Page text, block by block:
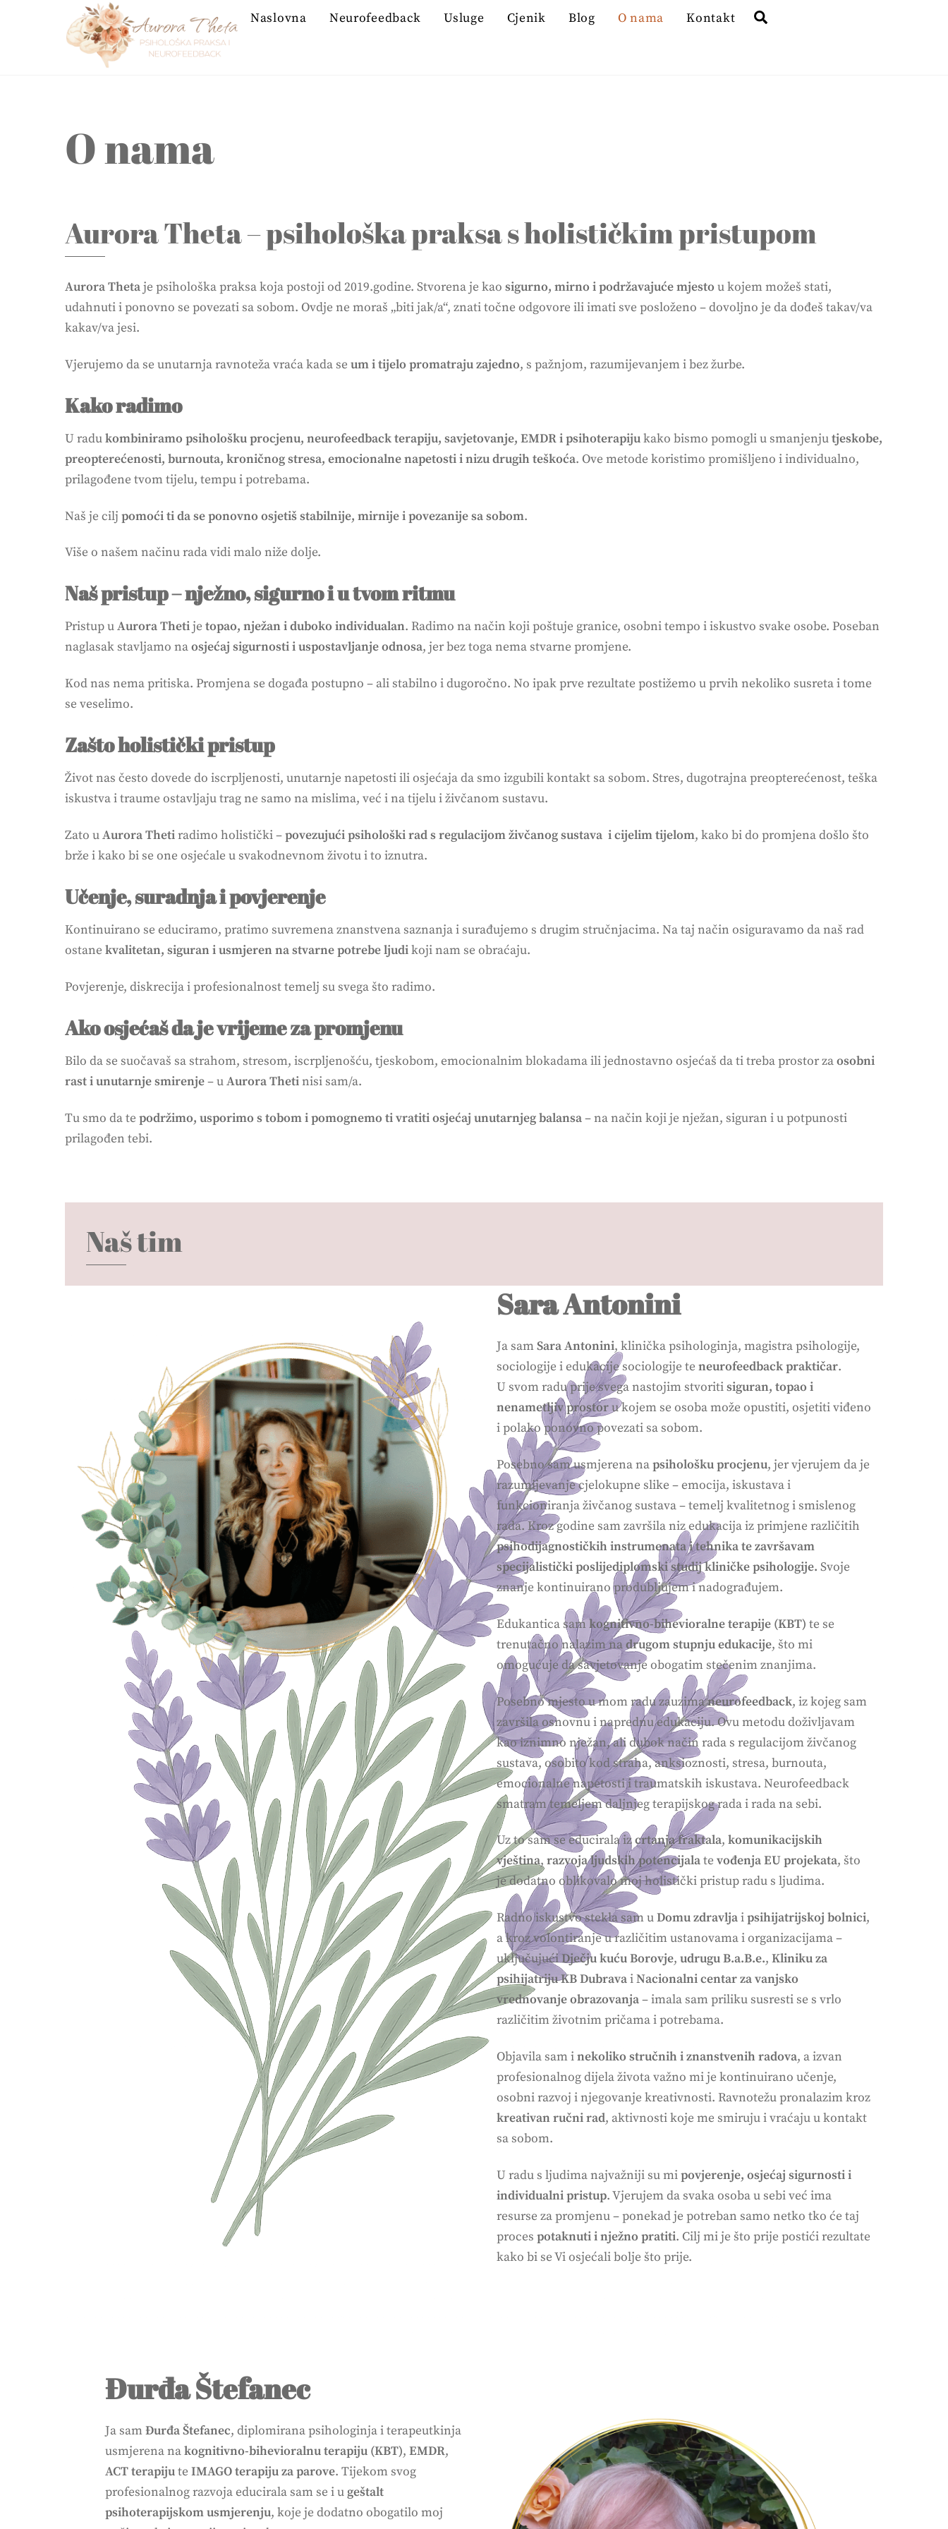
Naslovna Neurofeedback Usluge Cjenik Blog O nama Kontakt
O nama
Aurora Theta – psihološka praksa s holističkim pristupom
Aurora Thetaje psihološka praksa koja postoji od 2019.godine. Stvorena je kao sigurno, mirno i podržavajuće mjesto u kojem možeš stati,
udahnuti i ponovno se povezati sa sobom. Ovdje ne moraš „biti jak/a“, znati točne odgovore ili imati sve posloženo – dovoljno je da dođeš takav/va
kakav/va jesi.
Vjerujemo da se unutarnja ravnoteža vraća kada se um i tijelo promatraju zajedno, s pažnjom, razumijevanjem i bez žurbe.
Kako radimo
U radukombiniramo psihološku procjenu, neurofeedback terapiju, savjetovanje, EMDR i psihoterapijukako bismo pomogli u smanjenjutjeskobe,
preopterećenosti, burnouta, kroničnog stresa, emocionalne napetosti i nizu drugih teškoća. Ove metode koristimo promišljeno i individualno,
prilagođene tvom tijelu, tempu i potrebama.
Naš je cilj pomoći ti da se ponovno osjetiš stabilnije, mirnije i povezanije sa sobom.
Više o našem načinu rada vidi malo niže dolje.
Naš pristup – nježno, sigurno i u tvom ritmu
Pristup uAurora Thetije topao, nježan i duboko individualan. Radimo na način koji poštuje granice, osobni tempo i iskustvo svake osobe. Poseban
naglasak stavljamo naosjećaj sigurnosti i uspostavljanje odnosa, jer bez toga nema stvarne promjene.
Kod nas nema pritiska. Promjena se događa postupno – ali stabilno i dugoročno. No ipak prve rezultate postižemo u prvih nekoliko susreta i tome
se veselimo.
Zašto holistički pristup
Život nas često dovede do iscrpljenosti, unutarnje napetosti ili osjećaja da smo izgubili kontakt sa sobom. Stres, dugotrajna preopterećenost, teška
iskustva i traume ostavljaju trag ne samo na mislima, već i na tijelu i živčanom sustavu.
Zato uAurora Thetiradimo holistički –povezujući psihološki rad s regulacijom živčanog sustava i cijelim tijelom, kako bi do promjena došlo što
brže i kako bi se one osjećale u svakodnevnom životu i to iznutra.
Učenje, suradnja i povjerenje
Kontinuirano se educiramo, pratimo suvremena znanstvena saznanja i surađujemo s drugim stručnjacima. Na taj način osiguravamo da naš rad
ostane kvalitetan, siguran i usmjeren na stvarne potrebe ljudikoji nam se obraćaju.
Povjerenje, diskrecija i profesionalnost temelj su svega što radimo.
Ako osjećaš da je vrijeme za promjenu
Bilo da se suočavaš sa strahom, stresom, iscrpljenošću, tjeskobom, emocionalnim blokadama ili jednostavno osjećaš da ti treba prostor zaosobni
rast i unutarnje smirenje– uAurora Thetinisi sam/a.
Tu smo da te podržimo, usporimo s tobom i pomognemo ti vratiti osjećaj unutarnjeg balansa– na način koji je nježan, siguran i u potpunosti
prilagođen tebi.
Naš tim
Sara Antonini
Ja samSara Antonini, klinička psihologinja, magistra psihologije,
sociologije i edukacije sociologije teneurofeedback praktičar.
U svom radu prije svega nastojim stvoritisiguran, topao i
nenametljiv prostoru kojem se osoba može opustiti, osjetiti viđeno
i polako ponovno povezati sa sobom.
Posebno sam usmjerena napsihološku procjenu, jer vjerujem da je
razumijevanje cjelokupne slike – emocija, iskustava i
funkcioniranja živčanog sustava – temelj kvalitetnog i smislenog
rada. Kroz godine sam završila niz edukacija iz primjene različitih
psihodijagnostičkih instrumenata i tehnika te završavam
specijalistički poslijediplomski studij kliničke psihologije.Svoje
znanje kontinuirano produbljujem i nadograđujem.
Edukantica samkognitivno-bihevioralne terapije (KBT) te se
trenutačno nalazim nadrugom stupnju edukacije, što mi
omogućuje da savjetovanje obogatim stečenim znanjima.
Posebno mjesto u mom radu zauzimaneurofeedback, iz kojeg sam
završila osnovnu i naprednu edukaciju. Ovu metodu doživljavam
kao iznimno nježan, ali dubok način rada s regulacijom živčanog
sustava, osobito kod straha, anksioznosti, stresa, burnouta,
emocionalne napetosti i traumatskih iskustava. Neurofeedback
smatram temeljem daljnjeg terapijskog rada i rada na sebi.
Uz to sam se educirala izcrtanja fraktala,komunikacijskih
vještina,razvoja ljudskih potencijalatevođenja EU projekata, što
je dodatno oblikovalo moj holistički pristup radu s ljudima.
Radno iskustvo stekla sam uDomu zdravljaipsihijatrijskoj bolnici,
a kroz volontiranje u različitim ustanovama i organizacijama –
uključujućiDječju kuću Borovje,udrugu B.a.B.e.,Kliniku za
psihijatriju KB DubravaiNacionalni centar za vanjsko
vrednovanje obrazovanja– imala sam priliku susresti se s vrlo
različitim životnim pričama i potrebama.
Objavila sam inekoliko stručnih i znanstvenih radova, a izvan
profesionalnog dijela života važno mi je kontinuirano učenje,
osobni razvoj i njegovanje kreativnosti. Ravnotežu pronalazim kroz
kreativan ručni rad, aktivnosti koje me smiruju i vraćaju u kontakt
sa sobom.
U radu s ljudima najvažniji su mipovjerenje, osjećaj sigurnosti i
individualni pristup. Vjerujem da svaka osoba u sebi već ima
resurse za promjenu – ponekad je potreban samo netko tko će taj
procespotaknuti inježno pratiti. Cilj mi je što prije postići rezultate
kako bi se Vi osjećali bolje što prije.
Đurđa Štefanec
Ja samĐurđa Štefanec, diplomirana psihologinja i terapeutkinja
usmjerena nakognitivno-bihevioralnu terapiju (KBT), EMDR,
ACT terapijute IMAGO terapiju za parove. Tijekom svog
profesionalnog razvoja educirala sam se i u geštalt
psihoterapijskom usmjerenju, koje je dodatno obogatilo moj